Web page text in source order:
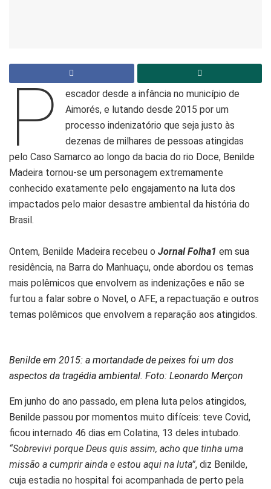
P
escador desde a infância no município de
Aimorés, e lutando desde 2015 por um
processo indenizatório que seja justo às
dezenas de milhares de pessoas atingidas
pelo Caso Samarco ao longo da bacia do rio Doce, Benilde
Madeira tornou-se um personagem extremamente
conhecido exatamente pelo engajamento na luta dos
impactados pelo maior desastre ambiental da história do
Brasil.
Ontem, Benilde Madeira recebeu o Jornal Folha1 em sua
residência, na Barra do Manhuaçu, onde abordou os temas
mais polêmicos que envolvem as indenizações e não se
furtou a falar sobre o Novel, o AFE, a repactuação e outros
temas polêmicos que envolvem a reparação aos atingidos.
Benilde em 2015: a mortandade de peixes foi um dos
aspectos da tragédia ambiental. Foto: Leonardo Merçon
Em junho do ano passado, em plena luta pelos atingidos,
Benilde passou por momentos muito difíceis: teve Covid,
ficou internado 46 dias em Colatina, 13 deles intubado.
“Sobrevivi porque Deus quis assim, acho que tinha uma
missão a cumprir ainda e estou aqui na luta”, diz Benilde,
cuja estadia no hospital foi acompanhada de perto pela